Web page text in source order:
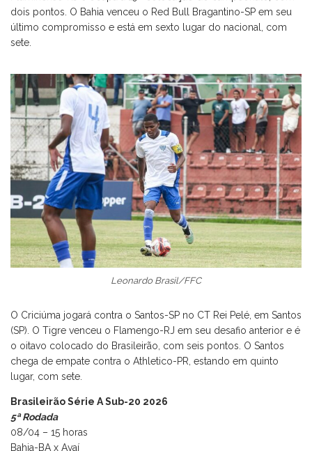
dois pontos. O Bahia venceu o Red Bull Bragantino-SP em seu
último compromisso e está em sexto lugar do nacional, com
sete.
Leonardo Brasil/FFC
O Criciúma jogará contra o Santos-SP no CT Rei Pelé, em Santos
(SP). O Tigre venceu o Flamengo-RJ em seu desafio anterior e é
o oitavo colocado do Brasileirão, com seis pontos. O Santos
chega de empate contra o Athletico-PR, estando em quinto
lugar, com sete.
Brasileirão Série A Sub-20 2026
5ª Rodada
08/04 – 15 horas
Bahia-BA x Avaí